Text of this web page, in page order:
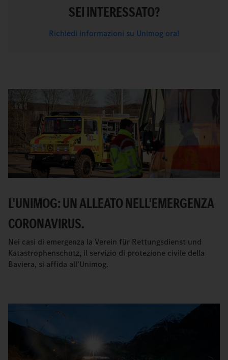
SEI INTERESSATO?
Richiedi informazioni su Unimog ora!
L'UNIMOG: UN ALLEATO NELL'EMERGENZA
CORONAVIRUS.
Nei casi di emergenza la Verein für Rettungsdienst und
Katastrophenschutz, il servizio di protezione civile della
Baviera, si affida all'Unimog.